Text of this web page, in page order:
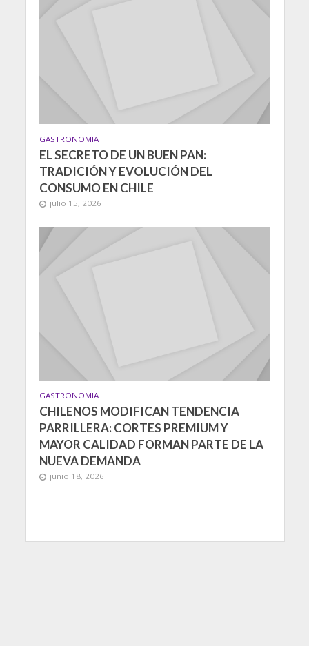
GASTRONOMIA
EL SECRETO DE UN BUEN PAN:
TRADICIÓN Y EVOLUCIÓN DEL
CONSUMO EN CHILE
julio 15, 2026
GASTRONOMIA
CHILENOS MODIFICAN TENDENCIA
PARRILLERA: CORTES PREMIUM Y
MAYOR CALIDAD FORMAN PARTE DE LA
NUEVA DEMANDA
junio 18, 2026